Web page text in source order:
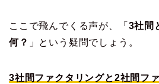
ここで飛んでくる声が、「 3社間
何？ 」という疑問でしょう。
3社間ファクタリングと2社間フ